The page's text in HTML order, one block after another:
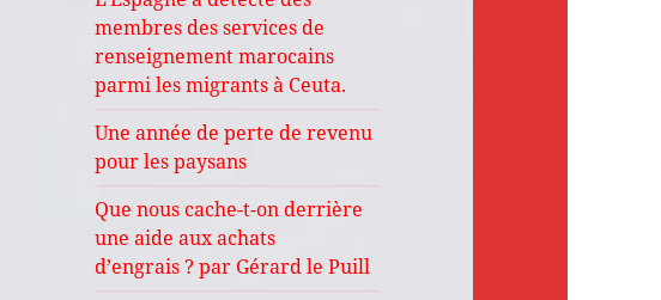
membres des services de
renseignement marocains
parmi les migrants à Ceuta.
Une année de perte de revenu
pour les paysans
Que nous cache-t-on derrière
une aide aux achats
d’engrais ? par Gérard le Puill